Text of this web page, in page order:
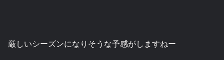
厳しいシーズンになりそうな予感がしますねー